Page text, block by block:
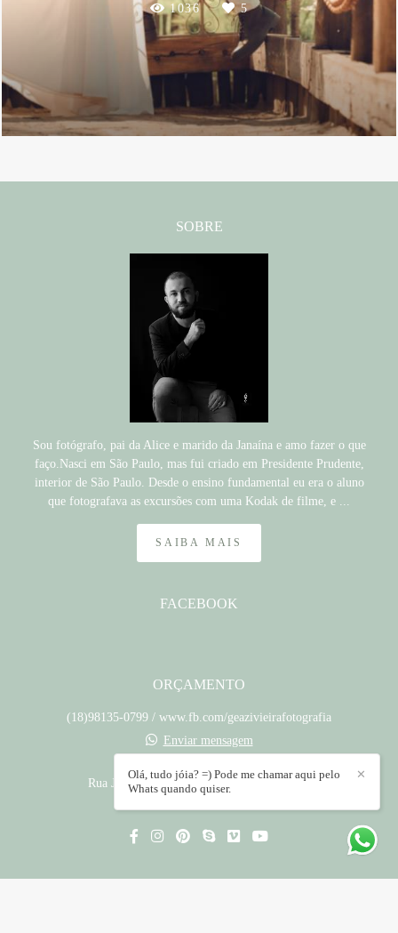
1036 5
SOBRE
Sou fotógrafo, pai da Alice e marido da Janaína e amo fazer o que
faço.Nasci em São Paulo, mas fui criado em Presidente Prudente,
interior de São Paulo. Desde o ensino fundamental eu era o aluno
que fotografava as excursões com uma Kodak de filme, e ...
SAIBA MAIS
FACEBOOK
ORÇAMENTO
(18)98135-0799 / www.fb.com/geazivieirafotografia
Enviar mensagem
Rua José Pinheiro, 182 - Jardim Santa Clara
✕
Olá, tudo jóia? =) Pode me chamar aqui pelo
Whats quando quiser.